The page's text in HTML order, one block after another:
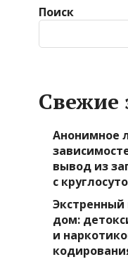
Поиск
Свежие
Анонимное
вывод из
с
Экстренный
дом:
и